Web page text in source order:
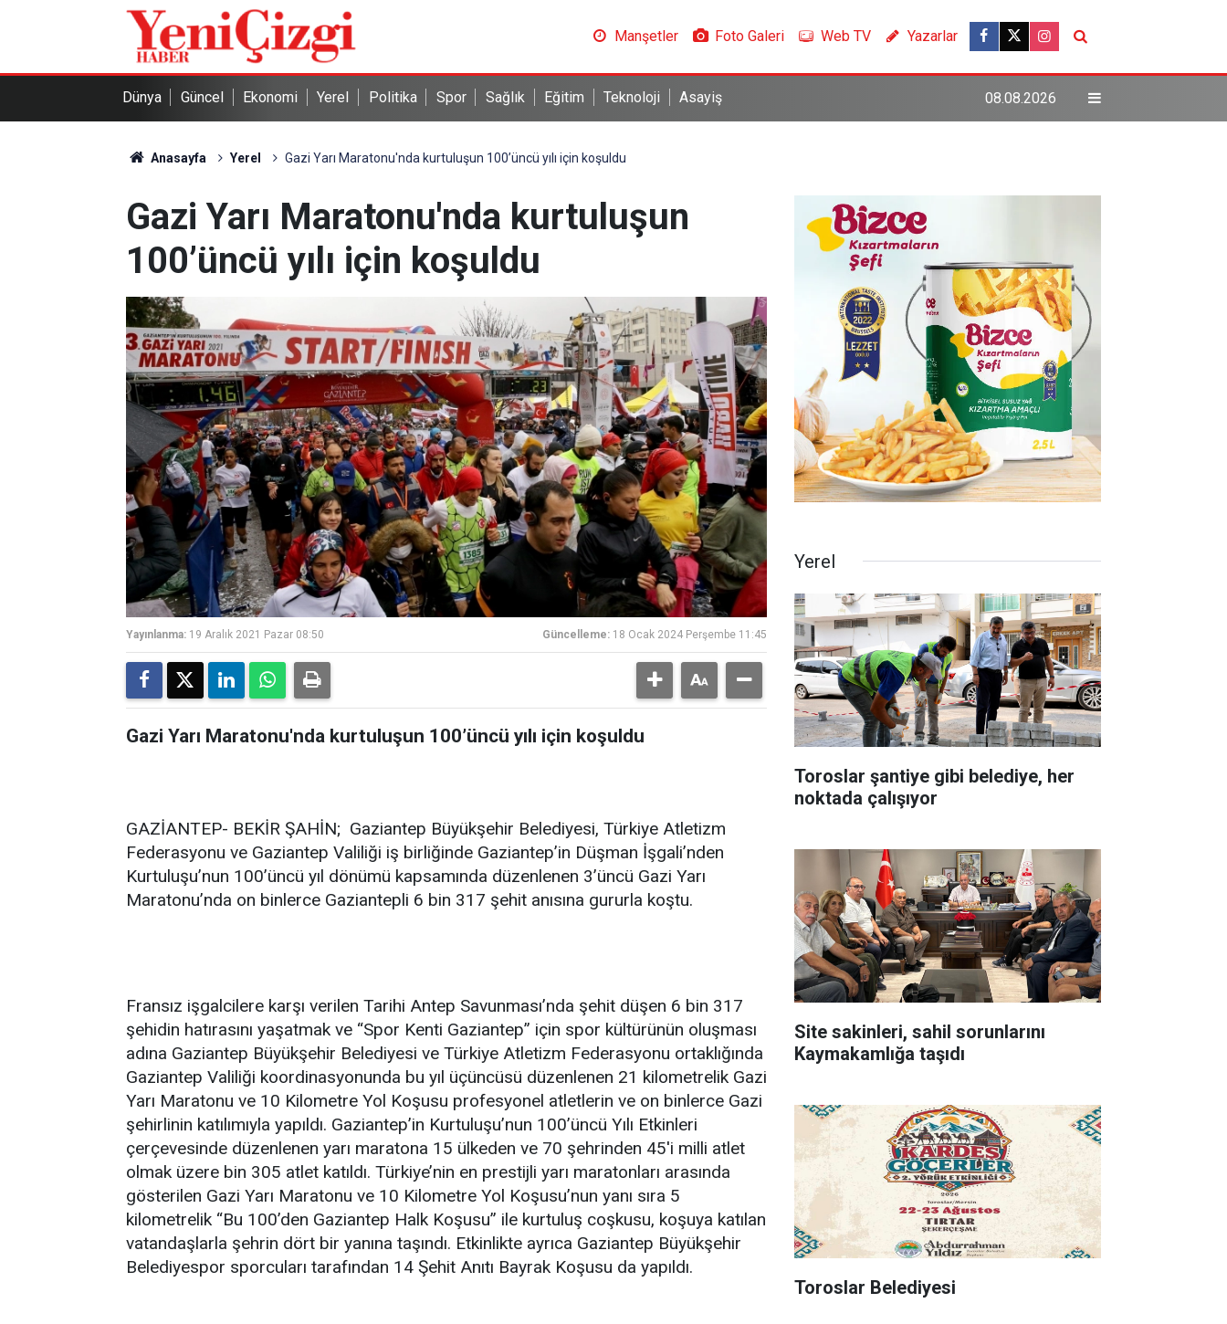
Manşetler Foto Galeri Web TV Yazarlar
Dünya Güncel Ekonomi Yerel Politika Spor Sağlık Eğitim Teknoloji Asayiş 08.08.2026
Anasayfa Yerel Gazi Yarı Maratonu'nda kurtuluşun 100’üncü yılı için koşuldu
Gazi Yarı Maratonu'nda kurtuluşun
100’üncü yılı için koşuldu
Yayınlanma: 19 Aralık 2021 Pazar 08:50 Güncelleme: 18 Ocak 2024 Perşembe 11:45
Gazi Yarı Maratonu'nda kurtuluşun 100’üncü yılı için koşuldu
GAZİANTEP- BEKİR ŞAHİN; Gaziantep Büyükşehir Belediyesi, Türkiye Atletizm
Federasyonu ve Gaziantep Valiliği iş birliğinde Gaziantep’in Düşman İşgali’nden
Kurtuluşu’nun 100’üncü yıl dönümü kapsamında düzenlenen 3’üncü Gazi Yarı
Maratonu’nda on binlerce Gaziantepli 6 bin 317 şehit anısına gururla koştu.
Fransız işgalcilere karşı verilen Tarihi Antep Savunması’nda şehit düşen 6 bin 317
şehidin hatırasını yaşatmak ve “Spor Kenti Gaziantep” için spor kültürünün oluşması
adına Gaziantep Büyükşehir Belediyesi ve Türkiye Atletizm Federasyonu ortaklığında
Gaziantep Valiliği koordinasyonunda bu yıl üçüncüsü düzenlenen 21 kilometrelik Gazi
Yarı Maratonu ve 10 Kilometre Yol Koşusu profesyonel atletlerin ve on binlerce Gazi
şehirlinin katılımıyla yapıldı. Gaziantep’in Kurtuluşu’nun 100’üncü Yılı Etkinleri
çerçevesinde düzenlenen yarı maratona 15 ülkeden ve 70 şehrinden 45'i milli atlet
olmak üzere bin 305 atlet katıldı. Türkiye’nin en prestijli yarı maratonları arasında
gösterilen Gazi Yarı Maratonu ve 10 Kilometre Yol Koşusu’nun yanı sıra 5
kilometrelik “Bu 100’den Gaziantep Halk Koşusu” ile kurtuluş coşkusu, koşuya katılan
vatandaşlarla şehrin dört bir yanına taşındı. Etkinlikte ayrıca Gaziantep Büyükşehir
Belediyespor sporcuları tarafından 14 Şehit Anıtı Bayrak Koşusu da yapıldı.
Yerel
Toroslar şantiye gibi belediye, her
noktada çalışıyor
Site sakinleri, sahil sorunlarını
Kaymakamlığa taşıdı
Toroslar Belediyesi